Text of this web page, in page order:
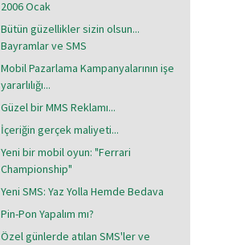
2006 Ocak
Bütün güzellikler sizin olsun...
Bayramlar ve SMS
Mobil Pazarlama Kampanyalarının işe
yararlılığı...
Güzel bir MMS Reklamı...
İçeriğin gerçek maliyeti...
Yeni bir mobil oyun: "Ferrari
Championship"
Yeni SMS: Yaz Yolla Hemde Bedava
Pin-Pon Yapalım mı?
Özel günlerde atılan SMS'ler ve